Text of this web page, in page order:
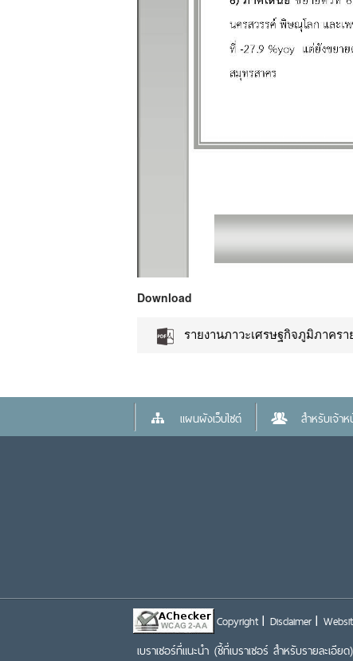
Download
รายงานภาวะเศรษฐกิจภูมิภาคร
แผนผังเว็บไซต์ สำหรับเจ้า
Copyright Disclaimer
เบราเซอร์ที่แนะนำ (ชี้ที่เบราเซอร์ สำหรับรายละเอียด)